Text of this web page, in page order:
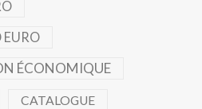
EURO
ÉCONOMIQUE
CATALOGUE